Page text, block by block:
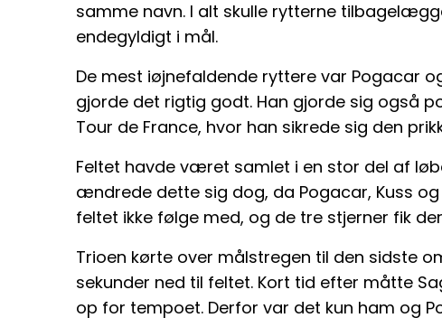
samme navn. I alt skulle rytterne
endegyldigt i mål.
De mest iøjnefaldende ryttere var Pogacar
gjorde det rigtig godt. Han gjorde sig også
Tour de France, hvor han sikrede sig den
Feltet havde været samlet i en stor del af
ændrede dette sig dog, da Pogacar, Kuss og
feltet ikke følge med, og de tre stjerner fik
Trioen kørte over målstregen til den sidste
sekunder ned til feltet. Kort tid efter måtte
op for tempoet. Derfor var det kun ham og